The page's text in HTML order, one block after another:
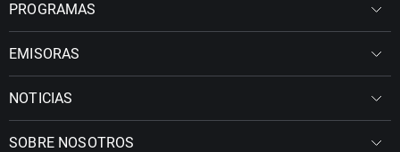
PROGRAMAS
EMISORAS
NOTICIAS
SOBRE NOSOTROS